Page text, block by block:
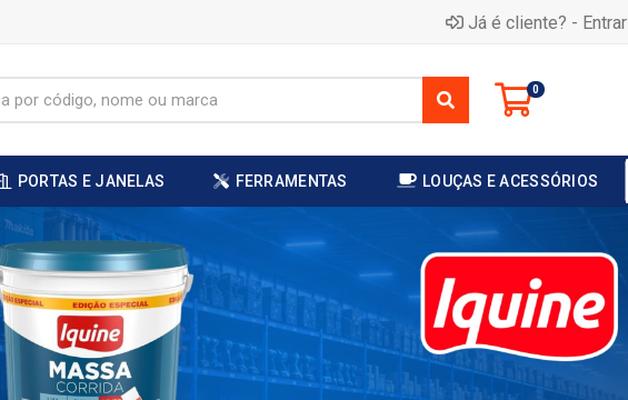
Já é cliente? - Entrar
0
PORTAS E JANELAS FERRAMENTAS LOUÇAS E ACESSÓRIOS